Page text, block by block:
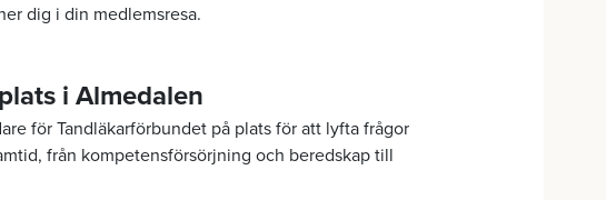
dig i din medlemsresa.
i Almedalen
för Tandläkarförbundet på plats för att lyfta frågor
från kompetensförsörjning och beredskap till